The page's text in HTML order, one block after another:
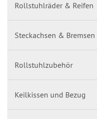
Rollstuhlräder & Reifen
Steckachsen & Bremsen
Rollstuhlzubehör
Keilkissen und Bezug